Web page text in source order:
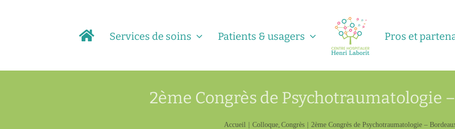
Services de soins Patients & usagers Pros et
2ème Congrès de Psychotraumatologie
Accueil Colloque Congrès 2ème Congrès de Psychotraumatologie –